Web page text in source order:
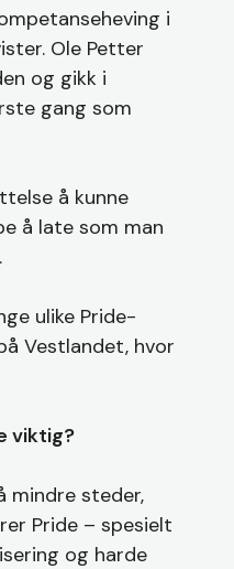
i
Ole Petter
og gikk i
gang som
å kunne
å late som man
ulike Pride-
Vestlandet, hvor
viktig?
mindre steder,
Pride – spesielt
og harde